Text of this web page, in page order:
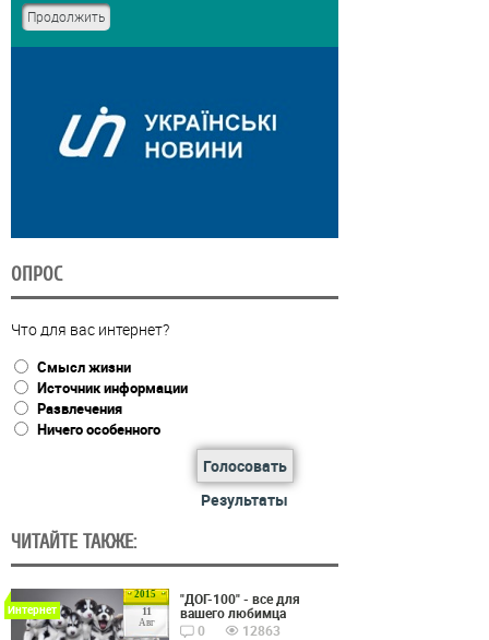
ОПРОС
Что для вас интернет?
Смысл жизни
Источник информации
Развлечения
Ничего особенного
Голосовать
Результаты
ЧИТАЙТЕ ТАКЖЕ:
2015
11
Авг
Интернет
"ДОГ-100" - все для
вашего любимца
0
12863